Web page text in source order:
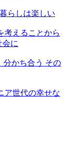
らしは楽しい
考えることから
に
分かち合う その
ア世代の幸せな